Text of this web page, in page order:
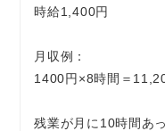
時給1,400円
月収例：
1400円×8時間＝
残業が月に10時間あ